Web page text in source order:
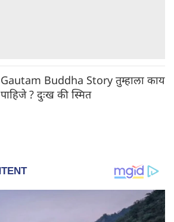
Gautam Buddha Story तुम्हाला काय
पाहिजे ? दुःख की स्मित